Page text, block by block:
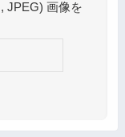
JPEG) 画像を